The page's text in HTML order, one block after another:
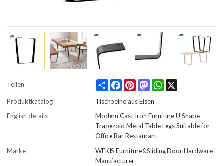
Teilen Share FacebookPinterestMastodonWhatsApp
Produktkatalog
Tischbeine aus Eisen
English details
Modern Cast Iron Furniture U Shape
Trapezoid Metal Table Legs Suitable for
Office Bar Restaurant
Marke
WEKIS Furniture&Sliding Door Hardware
Manufacturer